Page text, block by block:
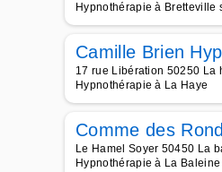
Hypnothérapie à Bretteville
Camille Brien
17 rue Libération 50250 La
Hypnothérapie à La Haye
Comme des
Le Hamel Soyer 50450 La
Hypnothérapie à La Baleine